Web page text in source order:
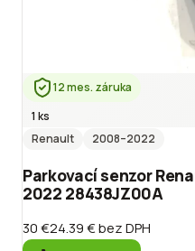
12 mes. záruka
1 ks
Renault
2008–2022
Parkovací senzor
2022 28438JZ00A
30 €24.39 €bez DPH